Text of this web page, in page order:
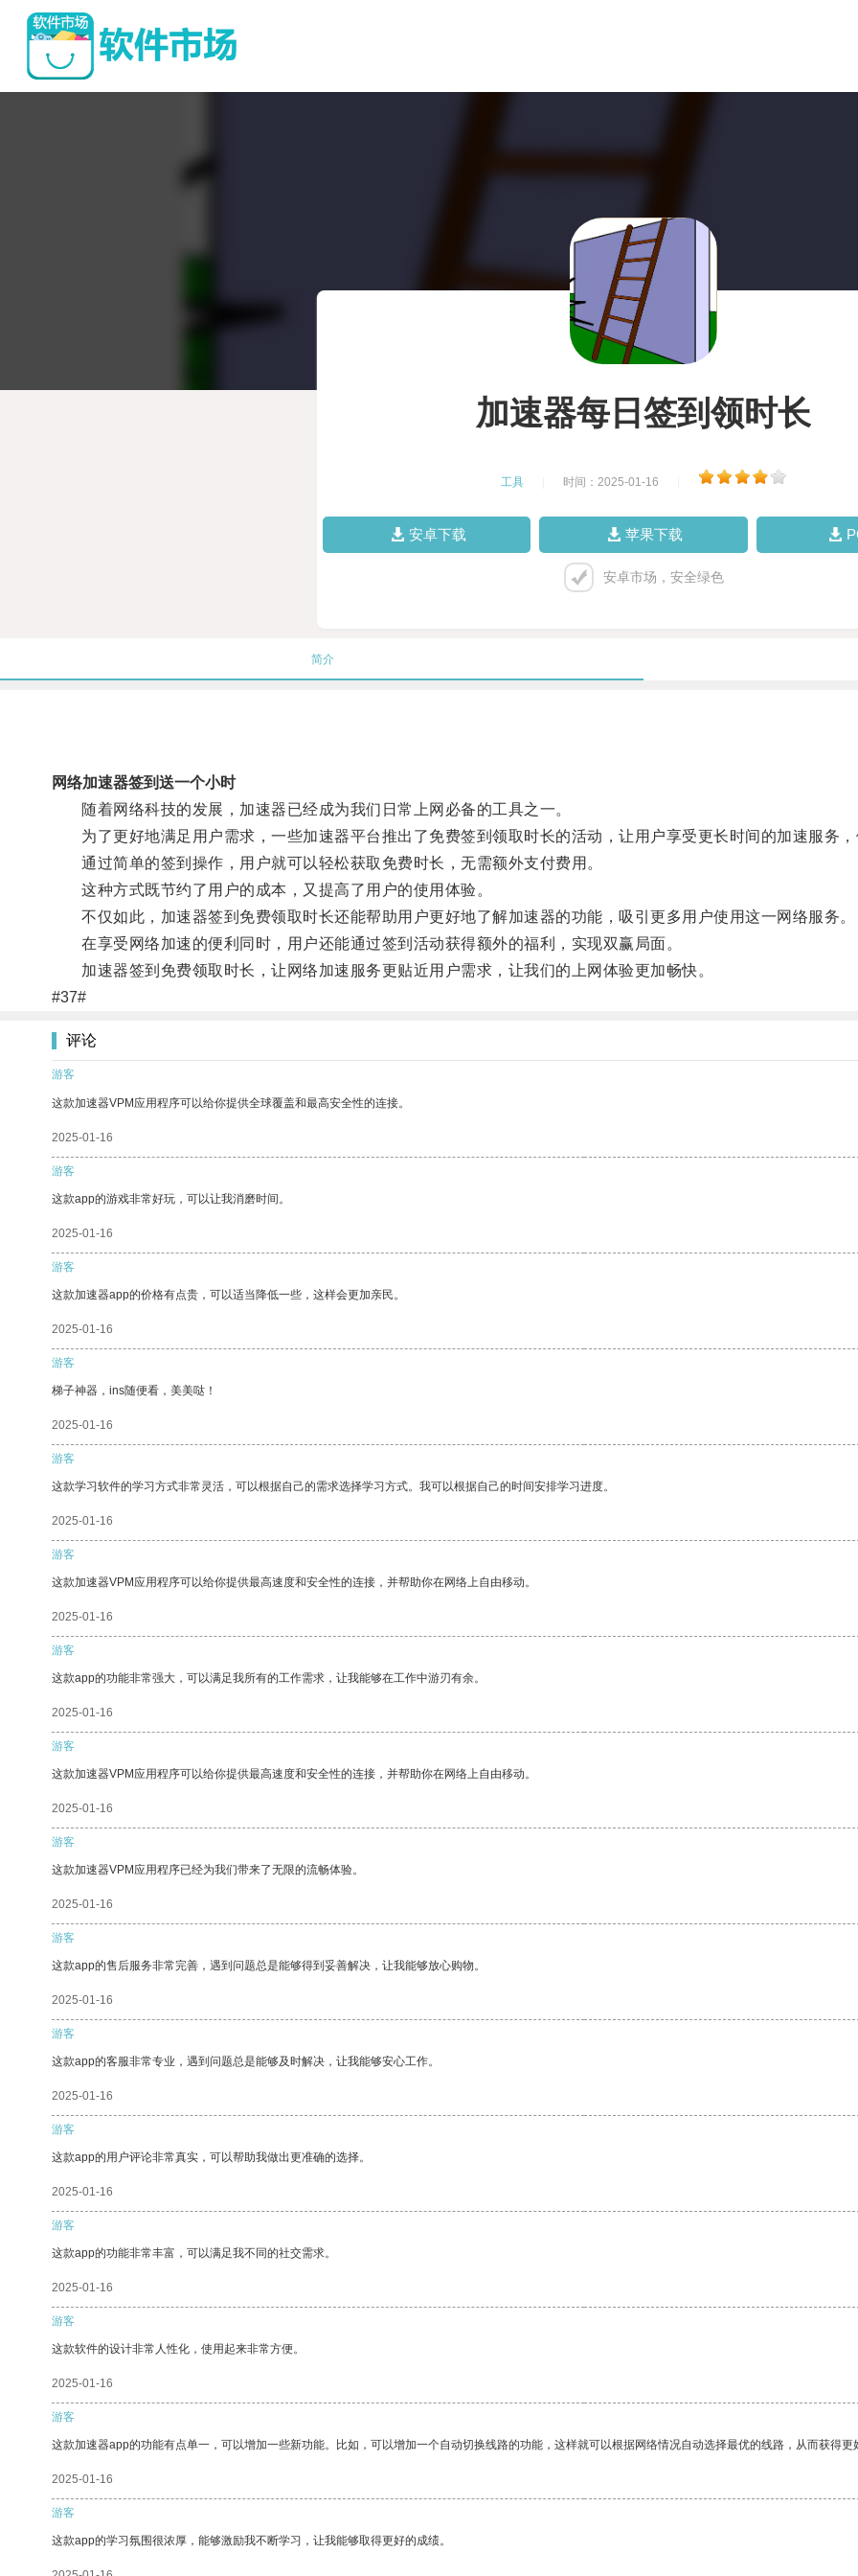
加速器每日签到领时长
工具 时间：2025-01-16
安卓下载 苹果下载
安卓市场，安全绿色
简介
网络加速器签到送一个小时
随着网络科技的发展，加速器已经成为我们日常上网必备的工具之一。
为了更好地满足用户需求，一些加速器平台推出了免费签到领取时长的活动，让用户享受更长时间的加速服务，
通过简单的签到操作，用户就可以轻松获取免费时长，无需额外支付费用。
这种方式既节约了用户的成本，又提高了用户的使用体验。
不仅如此，加速器签到免费领取时长还能帮助用户更好地了解加速器的功能，吸引更多用户使用这一网络服务。
在享受网络加速的便利同时，用户还能通过签到活动获得额外的福利，实现双赢局面。
加速器签到免费领取时长，让网络加速服务更贴近用户需求，让我们的上网体验更加畅快。
#37#
评论
游客
这款加速器VPM应用程序可以给你提供全球覆盖和最高安全性的连接。
2025-01-16
游客
这款app的游戏非常好玩，可以让我消磨时间。
2025-01-16
游客
这款加速器app的价格有点贵，可以适当降低一些，这样会更加亲民。
2025-01-16
游客
梯子神器，ins随便看，美美哒！
2025-01-16
游客
这款学习软件的学习方式非常灵活，可以根据自己的需求选择学习方式。我可以根据自己的时间安排学习进度。
2025-01-16
游客
这款加速器VPM应用程序可以给你提供最高速度和安全性的连接，并帮助你在网络上自由移动。
2025-01-16
游客
这款app的功能非常强大，可以满足我所有的工作需求，让我能够在工作中游刃有余。
2025-01-16
游客
这款加速器VPM应用程序可以给你提供最高速度和安全性的连接，并帮助你在网络上自由移动。
2025-01-16
游客
这款加速器VPM应用程序已经为我们带来了无限的流畅体验。
2025-01-16
游客
这款app的售后服务非常完善，遇到问题总是能够得到妥善解决，让我能够放心购物。
2025-01-16
游客
这款app的客服非常专业，遇到问题总是能够及时解决，让我能够安心工作。
2025-01-16
游客
这款app的用户评论非常真实，可以帮助我做出更准确的选择。
2025-01-16
游客
这款app的功能非常丰富，可以满足我不同的社交需求。
2025-01-16
游客
这款软件的设计非常人性化，使用起来非常方便。
2025-01-16
游客
这款加速器app的功能有点单一，可以增加一些新功能。比如，可以增加一个自动切换线路的功能，这样就可以根据网络情况自动选择最优的线路，从而获得更
2025-01-16
游客
这款app的学习氛围很浓厚，能够激励我不断学习，让我能够取得更好的成绩。